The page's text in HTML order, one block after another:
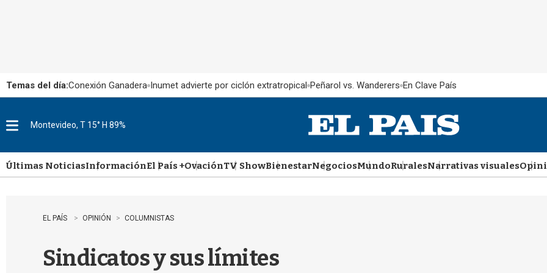
Temas del día:Conexión Ganadera Inumet advierte por ciclón extratropical Peñarol vs. Wanderers En Clave País
u
Montevideo, T 15° H 89%
Últimas NoticiasInformaciónEl País +OvaciónTV ShowBienestarNegociosMundoRuralesNarrativas visuales
EL PAÍS OPINIÓN COLUMNISTAS
Sindicatos y sus límites